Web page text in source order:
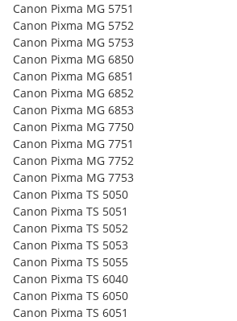
Canon Pixma MG 5751
Canon Pixma MG 5752
Canon Pixma MG 5753
Canon Pixma MG 6850
Canon Pixma MG 6851
Canon Pixma MG 6852
Canon Pixma MG 6853
Canon Pixma MG 7750
Canon Pixma MG 7751
Canon Pixma MG 7752
Canon Pixma MG 7753
Canon Pixma TS 5050
Canon Pixma TS 5051
Canon Pixma TS 5052
Canon Pixma TS 5053
Canon Pixma TS 5055
Canon Pixma TS 6040
Canon Pixma TS 6050
Canon Pixma TS 6051